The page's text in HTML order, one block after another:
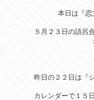
本日は『恋
５月２３日の語呂
昨日の２２日は『
カレンダーで１５